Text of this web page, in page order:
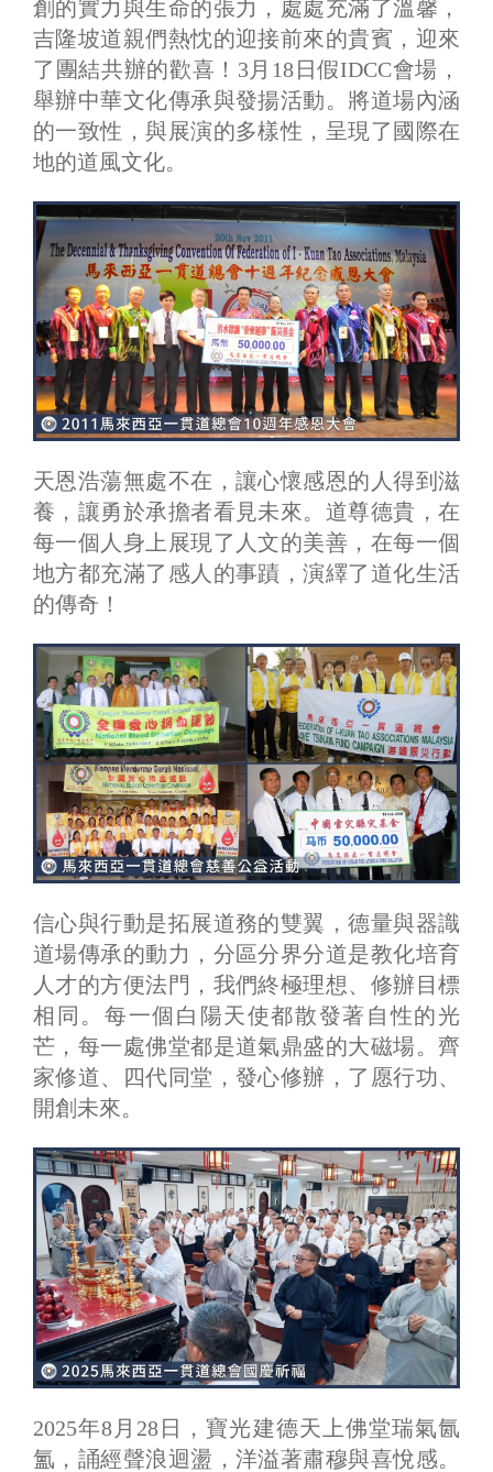
創的實力與生命的張力，處處充滿了溫馨，
吉隆坡道親們熱忱的迎接前來的貴賓，迎來
了團結共辦的歡喜！3月18日假IDCC會場，
舉辦中華文化傳承與發揚活動。將道場內涵
的一致性，與展演的多樣性，呈現了國際在
地的道風文化。
天恩浩蕩無處不在，讓心懷感恩的人得到滋
養，讓勇於承擔者看見未來。道尊德貴，在
每一個人身上展現了人文的美善，在每一個
地方都充滿了感人的事蹟，演繹了道化生活
的傳奇！
信心與行動是拓展道務的雙翼，德量與器識
道場傳承的動力，分區分界分道是教化培育
人才的方便法門，我們終極理想、修辦目標
相同。每一個白陽天使都散發著自性的光
芒，每一處佛堂都是道氣鼎盛的大磁場。齊
家修道、四代同堂，發心修辦，了愿行功、
開創未來。
2025年8月28日，寶光建德天上佛堂瑞氣氤
氳，誦經聲浪迴盪，洋溢著肅穆與喜悅感。